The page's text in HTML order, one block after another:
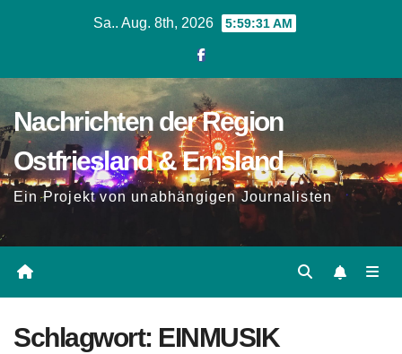
Sa.. Aug. 8th, 2026 5:59:32 AM
Nachrichten der Region
Ostfriesland & Emsland
Ein Projekt von unabhängigen Journalisten
Schlagwort: EINMUSIK